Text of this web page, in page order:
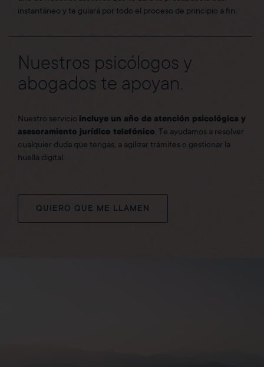
instantáneo y te guiará por todo el proceso de principio a fin.
Nuestros psicólogos y
abogados te apoyan.
Nuestro servicio incluye un año de atención psicológica y
asesoramiento jurídico telefónico. Te ayudamos a resolver
cualquier duda que tengas, a agilizar trámites o gestionar la
huella digital.
QUIERO QUE ME LLAMEN